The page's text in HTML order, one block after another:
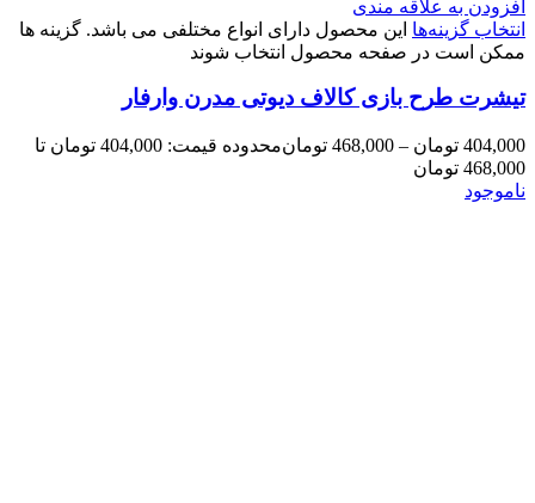
افزودن به علاقه مندی
انتخاب گزینه‌ها این محصول دارای انواع مختلفی می باشد. گزینه ها
ممکن است در صفحه محصول انتخاب شوند
تیشرت طرح بازی کالاف دیوتی مدرن وارفار
404,000 تومان –
468,000 تومان
محدوده قیمت: 404,000 تومان تا
468,000 تومان
ناموجود